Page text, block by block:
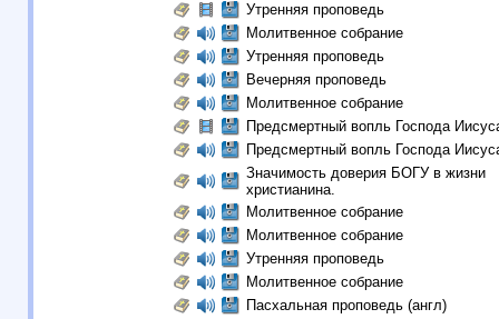
Утренняя проповедь
Молитвенное собрание
Утренняя проповедь
Вечерняя проповедь
Молитвенное собрание
Предсмертный вопль Господа
Предсмертный вопль Господа
Значимость доверия БОГУ в жизни
христианина.
Молитвенное собрание
Молитвенное собрание
Утренняя проповедь
Молитвенное собрание
Пасхальная проповедь (англ)